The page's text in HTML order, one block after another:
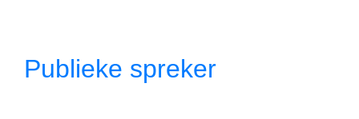
Publieke spreker